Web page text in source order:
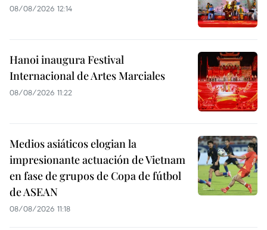
08/08/2026 12:14
Hanoi inaugura Festival
Internacional de Artes Marciales
08/08/2026 11:22
Medios asiáticos elogian la
impresionante actuación de Vietnam
en fase de grupos de Copa de fútbol
de ASEAN
08/08/2026 11:18